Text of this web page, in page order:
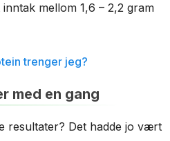
mellom 1,6 – 2,2 gram
trenger jeg?
med en gang
resultater? Det hadde jo vært